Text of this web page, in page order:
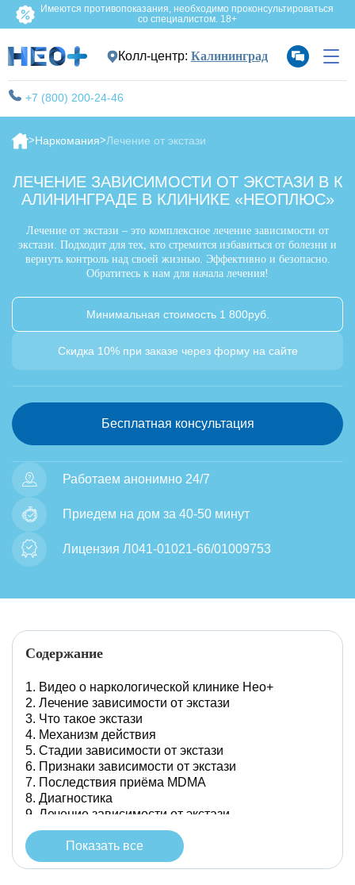
Имеются противопоказания, необходимо проконсультироваться
со специалистом. 18+
Колл-центр: Калининград
+7 (800) 200-24-46
Наркомания Лечение от экстази
ЛЕЧЕНИЕ ЗАВИСИМОСТИ ОТ ЭКСТАЗИ В К
АЛИНИНГРАДЕ В КЛИНИКЕ «НЕОПЛЮС»
Лечение от экстази – это комплексное лечение зависимости от
экстази. Подходит для тех, кто стремится избавиться от болезни и
вернуть контроль над своей жизнью. Эффективно и безопасно.
Обратитесь к нам для начала лечения!
Минимальная стоимость 1 800руб.
Скидка 10% при заказе через форму на сайте
Бесплатная консультация
Работаем анонимно 24/7
Приедем на дом за 40-50 минут
Лицензия Л041-01021-66/01009753
Содержание
Видео о наркологической клинике Нео+
Лечение зависимости от экстази
Что такое экстази
Механизм действия
Стадии зависимости от экстази
Признаки зависимости от экстази
Последствия приёма MDMA
Диагностика
Лечение зависимости от экстази
Заключение
Показать все